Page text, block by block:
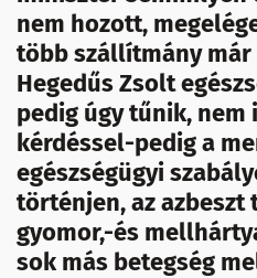
nem hozott,
több szállítmány már
Hegedűs Zsolt
pedig úgy tűnik,
kérdéssel-pedig a
egészségügyi
történjen, az azbeszt
gyomor,-és
sok más betegség